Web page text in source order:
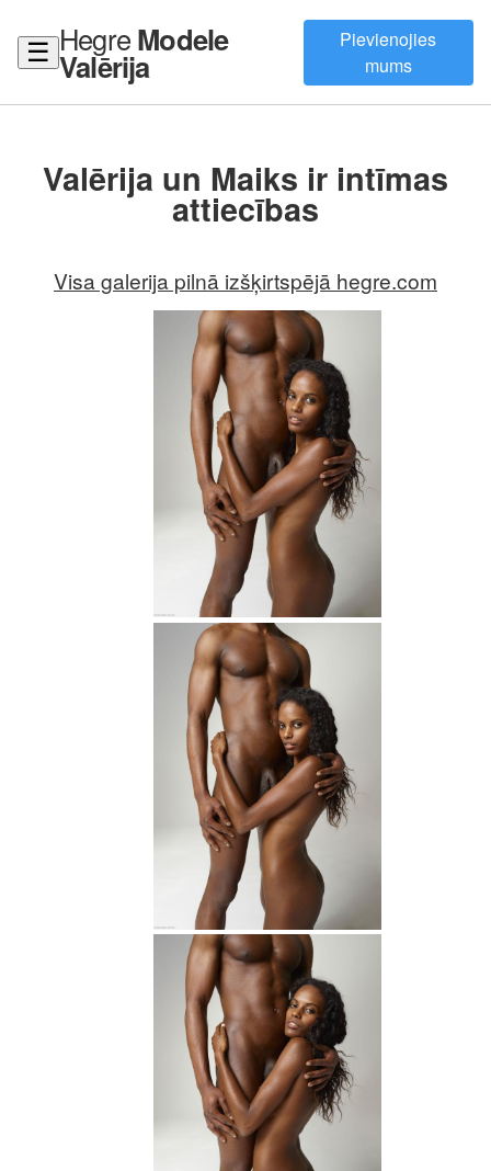
☰ HegreModele
Valērija
Pievienojies
mums
Valērija un Maiks ir intīmas
attiecības
Visa galerija pilnā izšķirtspējā hegre.com